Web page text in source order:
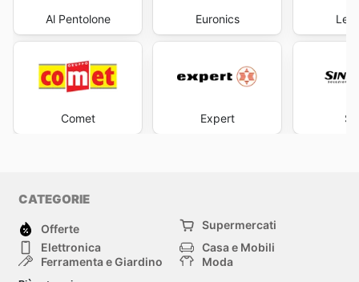
Al Pentolone
Comet
Euronics
Expert
CATEGORIE
Offerte
Supermercati
Elettronica
Casa e Mobili
Ferramenta e Giardino
Moda